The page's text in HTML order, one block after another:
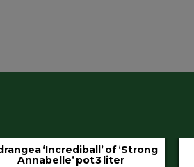
Klimop aan stok pot 1.5 liter
80/100 cm